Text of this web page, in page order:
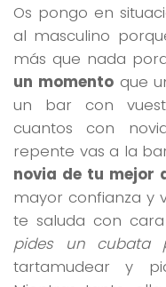
Os pongo en
al masculino
más que nada
un momentoque
un bar con
cuantos con
repente vas a la
novia de tu mejor
mayor confianza y
te saluda con
pides un cubata
tartamudear y